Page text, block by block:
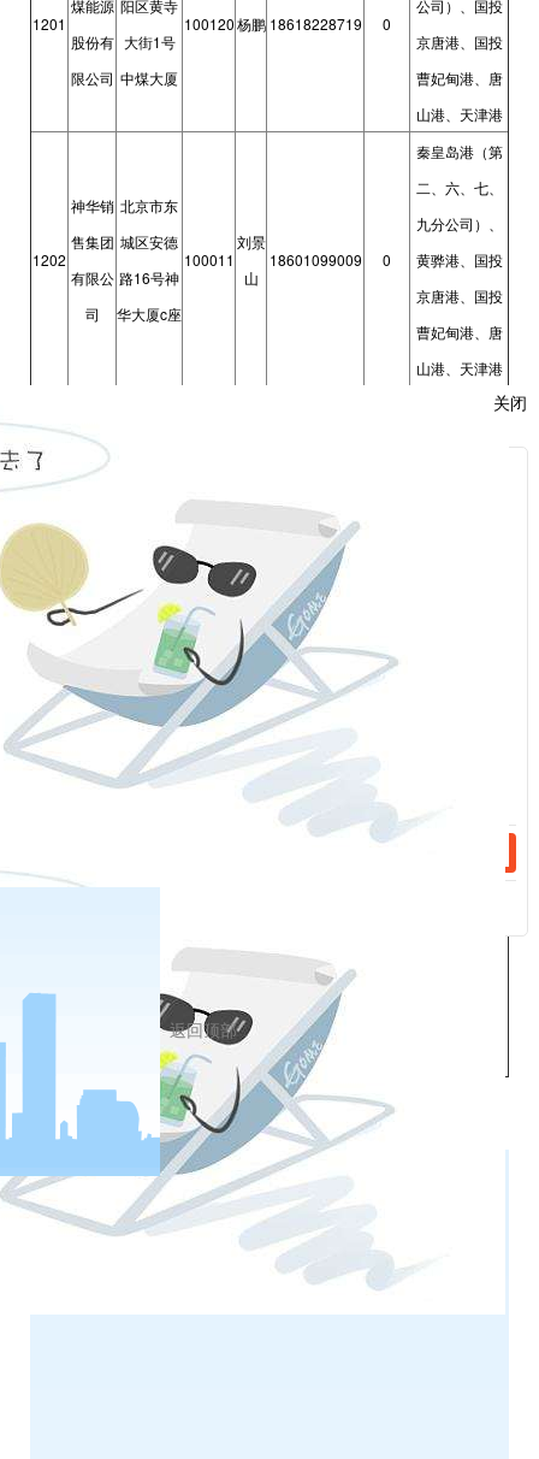
1201
煤能源
股份有
限公司
阳区黄寺
大街1号
中煤大厦
100120 杨鹏 18618228719 0
公司）、国投
京唐港、国投
曹妃甸港、唐
山港、天津港
1202
神华销
售集团
有限公
司
北京市东
城区安德
路16号神
华大厦c座
100011
刘景
山
18601099009 0
秦皇岛港（第
二、六、七、
九分公司）、
黄骅港、国投
京唐港、国投
曹妃甸港、唐
山港、天津港
1203
矿集团
任公司
秦皇岛港（第
13753235978
1204
陕西煤
业化工
集团有
限责任
公司
陕西省西
安市高新
区锦业路
710065 杨越
029-
89282181
0
18291919109
内蒙古
有限公
内蒙古鄂
010-
62299856
0
江苏省泰
区永安镇
堂圩七组
225300 纪磊 18842690652
关闭
：
：
返回顶部